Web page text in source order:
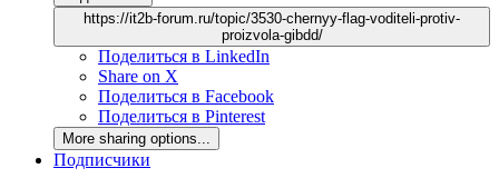
https://it2b-forum.ru/topic/3530-chernyy-flag-voditeli-protiv-
proizvola-gibdd/
Поделиться в LinkedIn
Share on X
Поделиться в Facebook
Поделиться в Pinterest
More sharing options...
Подписчики